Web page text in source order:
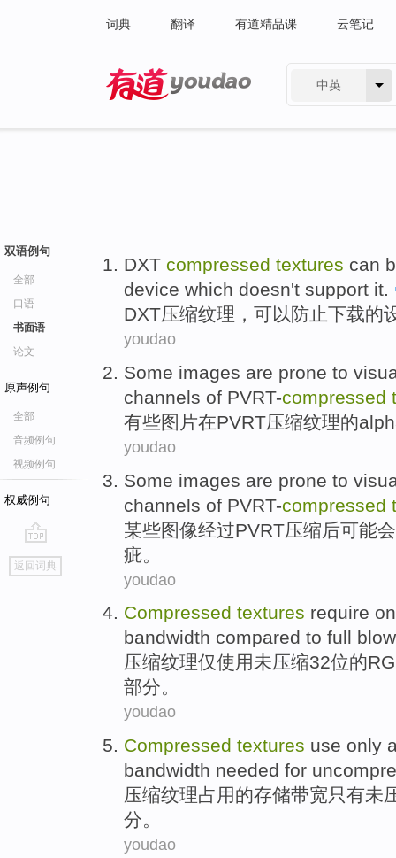
词典 翻译 有道精品课 云笔记
中英
双语例句
全部
口语
书面语
论文
原声例句
全部
音频例句
视频例句
权威例句
go
top
返回词典
DXT compressed textures can
device which doesn't support it.
DXT压缩纹理 ， 可以防止下载的
youdao
Some images are prone to
channels of PVRT-compressed
有些图片在PVRT压缩纹理的
youdao
Some images are prone to
channels of PVRT-compressed
某些图像经过PVRT压缩后可能会
疵。
youdao
Compressed textures require
bandwidth compared to full
压缩纹理仅使用未压缩32位的RG
部分。
youdao
Compressed textures use only
bandwidth needed for
压缩纹理占用的存储带宽只有未
分。
youdao